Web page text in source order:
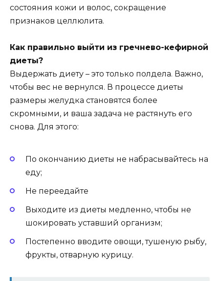
состояния кожи и волос, сокращение
признаков целлюлита.
Как правильно выйти из гречнево-кефирной
диеты?
Выдержать диету – это только полдела. Важно,
чтобы вес не вернулся. В процессе диеты
размеры желудка становятся более
скромными, и ваша задача не растянуть его
снова. Для этого:
По окончанию диеты не набрасывайтесь на
еду;
Не переедайте
Выходите из диеты медленно, чтобы не
шокировать уставший организм;
Постепенно вводите овощи, тушеную рыбу,
фрукты, отварную курицу.